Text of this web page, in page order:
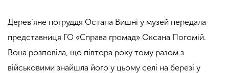
Дерев’яне погруддя Остапа Вишні у музей передала
представниця ГО «Справа громад» Оксана Погомій.
Вона розповіла, що півтора року тому разом з
військовими знайшла його у цьому селі на березі у